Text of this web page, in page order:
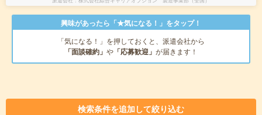
興味があったら「★気になる！」をタップ！
「気になる！」を押しておくと、派遣会社から
「面談確約」 や 「応募歓迎」 が届きます！
検索条件を追加して絞り込む